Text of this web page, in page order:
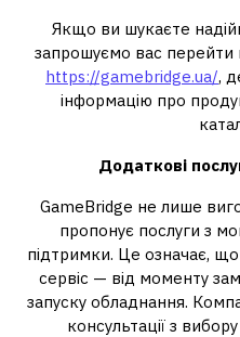
Якщо ви шукаєте
запрошуємо вас перейти
https://gamebridge.ua/,
інформацію про
Додаткові
GameBridge не лише
пропонує послуги з
підтримки. Це означає,
сервіс — від моменту
запуску обладнання.
консультації з